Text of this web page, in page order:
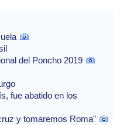
del Poncho 2019
fue abatido en los
y tomaremos Roma"